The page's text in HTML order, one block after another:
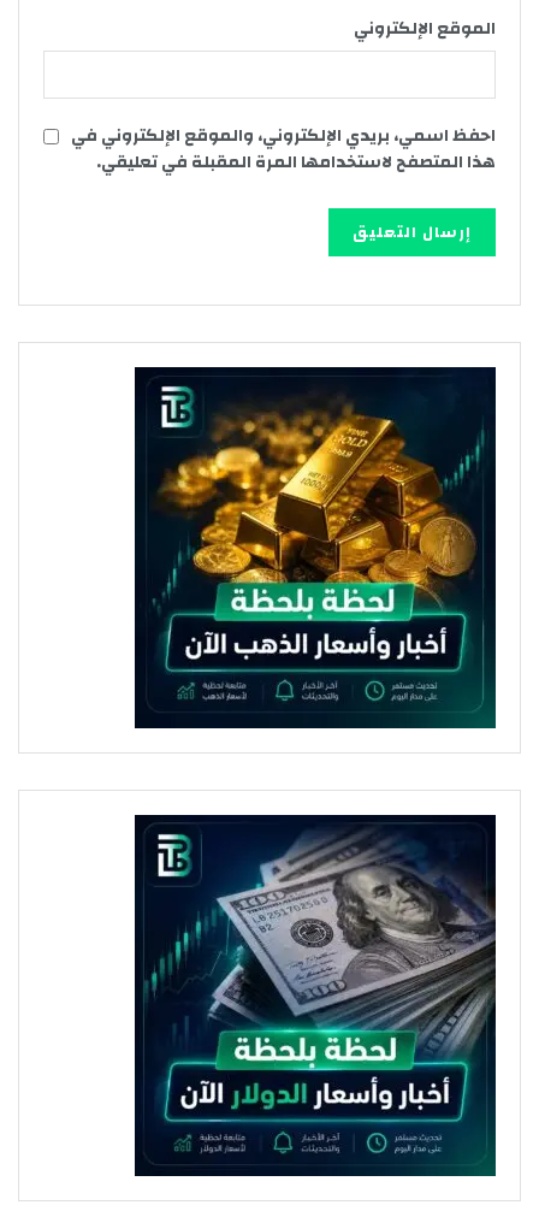
الموقع الإلكتروني
احفظ اسمي، بريدي الإلكتروني، والموقع الإلكتروني في
هذا المتصفح لاستخدامها المرة المقبلة في تعليقي.